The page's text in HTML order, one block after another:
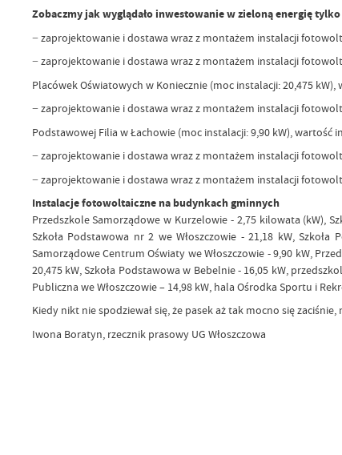
Zobaczmy jak wyglądało inwestowanie w zieloną energię
− zaprojektowanie i dostawa wraz z montażem instalacji
− zaprojektowanie i dostawa wraz z montażem instalacji
Placówek Oświatowych w Koniecznie (moc instalacji: 20,475
− zaprojektowanie i dostawa wraz z montażem instalacji
Podstawowej Filia w Łachowie (moc instalacji: 9,90 kW), wartość
− zaprojektowanie i dostawa wraz z montażem instalacji
− zaprojektowanie i dostawa wraz z montażem instalacji
Instalacje fotowoltaiczne na budynkach gminnych
Przedszkole Samorządowe w Kurzelowie - 2,75 kilowata (kW),
Szkoła Podstawowa nr 2 we Włoszczowie - 21,18 kW,
Samorządowe Centrum Oświaty we Włoszczowie - 9,90 kW,
20,475 kW, Szkoła Podstawowa w Bebelnie - 16,05 kW,
Publiczna we Włoszczowie – 14,98 kW, hala Ośrodka Sportu i
Kiedy nikt nie spodziewał się, że pasek aż tak mocno się
Iwona Boratyn, rzecznik prasowy UG Włoszczowa